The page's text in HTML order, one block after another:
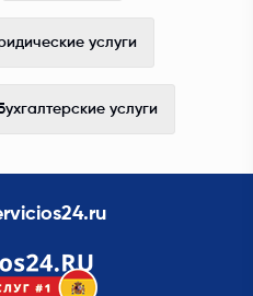
услуги
Бухгалтерские услуги